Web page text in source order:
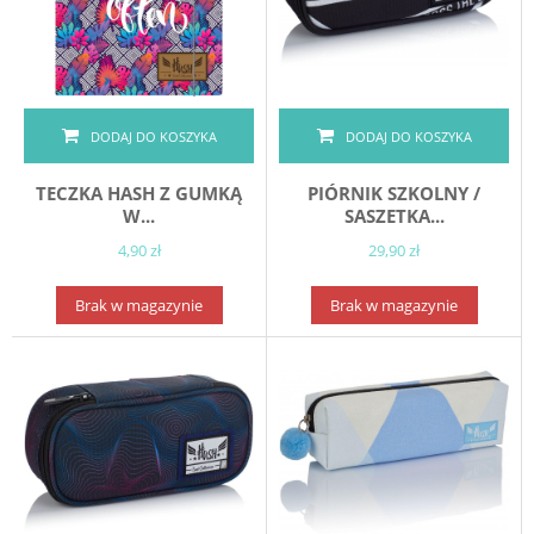
DODAJ DO KOSZYKA
TECZKA HASH Z GUMKĄ
W...
4,90 zł
Brak w magazynie
DODAJ DO KOSZYKA
PIÓRNIK SZKOLNY /
SASZETKA...
29,90 zł
Brak w magazynie